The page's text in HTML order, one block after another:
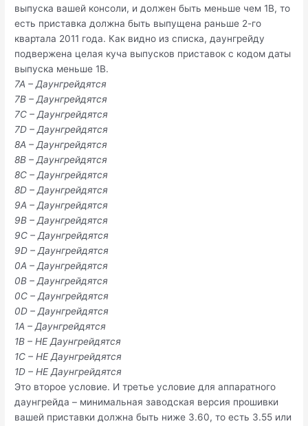
выпуска вашей консоли, и должен быть меньше чем 1B, то
есть приставка должна быть выпущена раньше 2-го
квартала 2011 года. Как видно из списка, даунгрейду
подвержена целая куча выпусков приставок с кодом даты
выпуска меньше 1B.
7A – Даунгрейдятся
7B – Даунгрейдятся
7C – Даунгрейдятся
7D – Даунгрейдятся
8A – Даунгрейдятся
8B – Даунгрейдятся
8C – Даунгрейдятся
8D – Даунгрейдятся
9A – Даунгрейдятся
9B – Даунгрейдятся
9C – Даунгрейдятся
9D – Даунгрейдятся
0A – Даунгрейдятся
0B – Даунгрейдятся
0C – Даунгрейдятся
0D – Даунгрейдятся
1A – Даунгрейдятся
1B – НЕ Даунгрейдятся
1C – НЕ Даунгрейдятся
1D – НЕ Даунгрейдятся
Это второе условие. И третье условие для аппаратного
даунгрейда – минимальная заводская версия прошивки
вашей приставки должна быть ниже 3.60, то есть 3.55 или